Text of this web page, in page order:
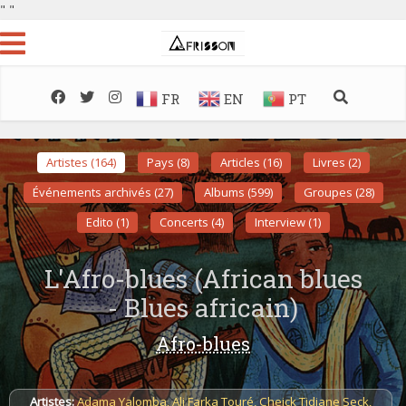
" "
FR EN PT
Artistes (164) Pays (8) Articles (16)
Livres (2)
Événements archivés (27)
Albums (599)
Groupes (28)
Edito (1)
Concerts (4) Interview (1)
L'Afro-blues (African blues
- Blues africain)
Afro-blues
Artistes:Adama Yalomba,Ali Farka Touré,Cheick Tidiane Seck,